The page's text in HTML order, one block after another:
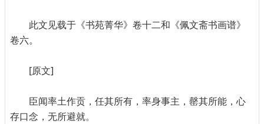
此文见载于《书苑菁华》卷十二和《佩文斋书画谱》
卷六。
[原文]
臣闻率土作贡，任其所有，率身事主，罄其所能，心
存口念，无所避就。